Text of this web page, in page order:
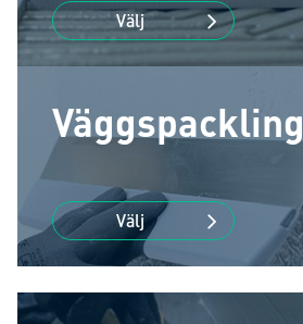
Välj
Väggspackling
Välj